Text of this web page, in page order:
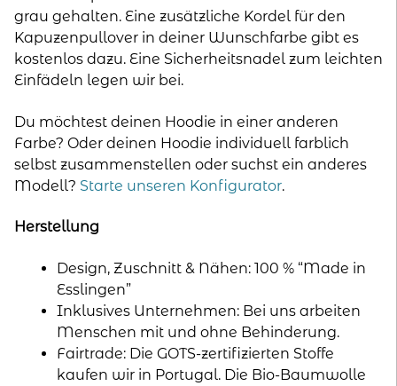
grau gehalten. Eine zusätzliche Kordel für den
Kapuzenpullover in deiner Wunschfarbe gibt es
kostenlos dazu. Eine Sicherheitsnadel zum leichten
Einfädeln legen wir bei.
Du möchtest deinen Hoodie in einer anderen
Farbe? Oder deinen Hoodie individuell farblich
selbst zusammenstellen oder suchst ein anderes
Modell? Starte unseren Konfigurator.
Herstellung
Design, Zuschnitt & Nähen: 100 % “Made in
Esslingen”
Inklusives Unternehmen: Bei uns arbeiten
Menschen mit und ohne Behinderung.
Fairtrade: Die GOTS-zertifizierten Stoffe
kaufen wir in Portugal. Die Bio-Baumwolle